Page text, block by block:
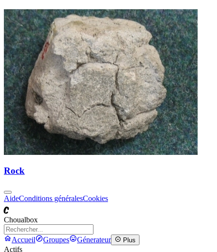
Rock
AideConditions généralesCookies
C
Choualbox
Accueil Groupes Génerateur Plus
Actifs